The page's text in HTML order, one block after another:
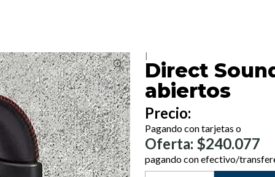
Direct
abiertos
Precio:
Pagando con tarjetas o
Oferta: $240.077
pagando con efectivo/